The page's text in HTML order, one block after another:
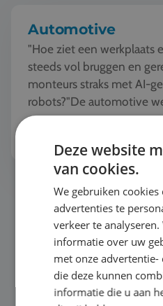
Automotive
"Hoe ziet een werkplaats
steeds vol bruggen en
monteurs straks met AI-
robots?"De automotive
razendsnel. Tijde...
Persoonlijke ontwikkeling
Deze website
van cookies.
We gebruiken
advertenties te
verkeer te
informatie over uw
met onze advertentie-
die deze kunnen
informatie die u aan